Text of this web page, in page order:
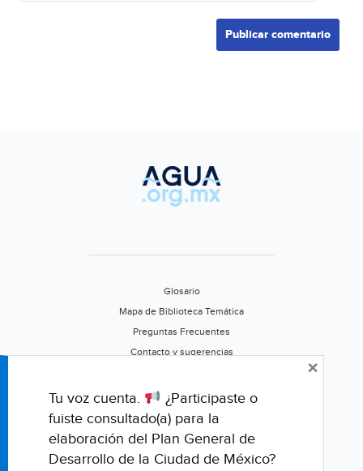
Glosario
Mapa de Biblioteca Temática
Preguntas Frecuentes
Contacto y sugerencias
Califica este portal
Tu voz cuenta.
¿Participaste o
fuiste consultado(a) para la
elaboración del Plan General de
Desarrollo de la Ciudad de México?
×